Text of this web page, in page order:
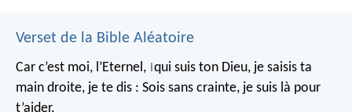
Verset de la Bible Aléatoire
Car c’est moi, l’Eternel, qui suis ton Dieu, je saisis ta
main droite, je te dis : Sois sans crainte, je suis là pour
t’aider.